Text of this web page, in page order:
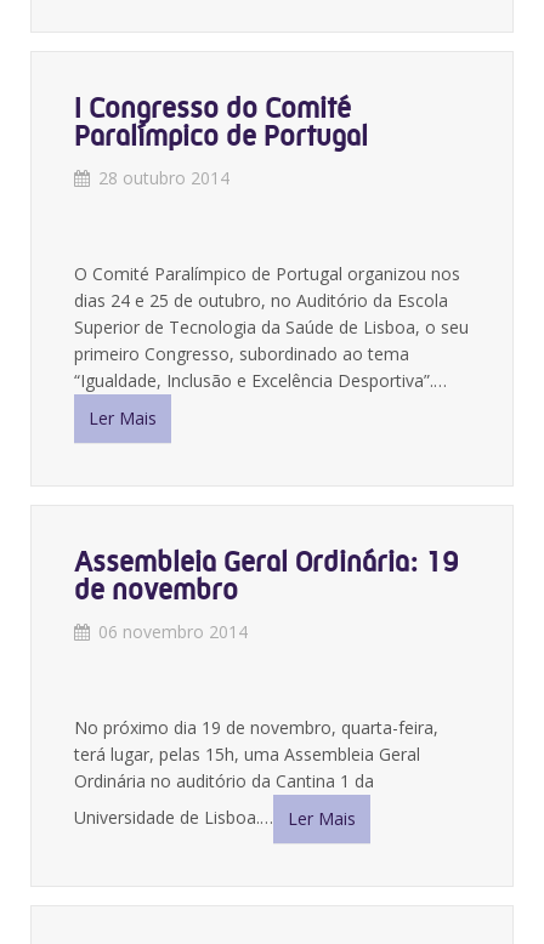
I Congresso do Comité
Paralímpico de Portugal
28 outubro 2014
O Comité Paralímpico de Portugal organizou nos
dias 24 e 25 de outubro, no Auditório da Escola
Superior de Tecnologia da Saúde de Lisboa, o seu
primeiro Congresso, subordinado ao tema
“Igualdade, Inclusão e Excelência Desportiva”.…
Ler Mais
Assembleia Geral Ordinária: 19
de novembro
06 novembro 2014
No próximo dia 19 de novembro, quarta-feira,
terá lugar, pelas 15h, uma Assembleia Geral
Ordinária no auditório da Cantina 1 da
Universidade de Lisboa.…
Ler Mais